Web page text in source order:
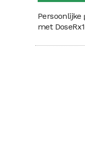
Persoonlijke
met